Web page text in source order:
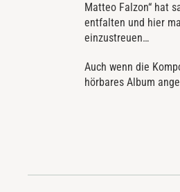
Matteo Falzon“ hat
entfalten und hier
einzustreuen…
Auch wenn die
hörbares Album